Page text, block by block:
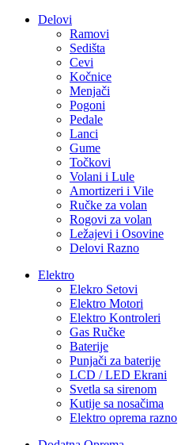
Delovi
Ramovi
Sedišta
Cevi
Kočnice
Menjači
Pogoni
Pedale
Lanci
Gume
Točkovi
Volani i Lule
Amortizeri i Vile
Ručke za volan
Rogovi za volan
Ležajevi i Osovine
Delovi Razno
Elektro
Elekro Setovi
Elektro Motori
Elektro Kontroleri
Gas Ručke
Baterije
Punjači za baterije
LCD / LED Ekrani
Svetla sa sirenom
Kutije sa nosačima
Elektro oprema razno